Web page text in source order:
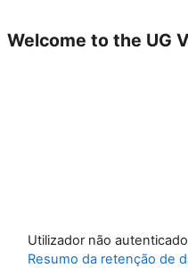
Welcome to the UG
Utilizador não
Resumo da retenção de